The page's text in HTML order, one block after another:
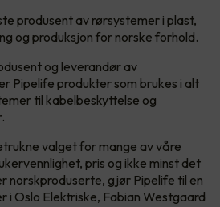
produsent av rørsystemer i plast,
og produksjon for norske forhold.
og leverandør av
Pipelife produkter som brukes i alt
til kabelbeskyttelse og
valget for mange av våre
pris og ikke minst det
norskproduserte, gjør Pipelife til en
i Oslo Elektriske, Fabian Westgaard